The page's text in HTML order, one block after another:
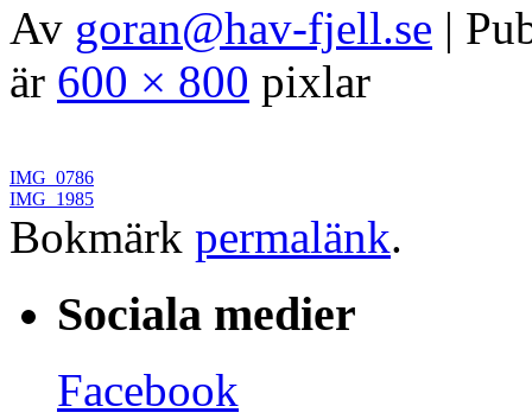
Av goran@hav-fjell.se |
är 600 × 800 pixlar
IMG_0786
IMG_1985
Bokmärk permalänk.
Sociala medier
Facebook